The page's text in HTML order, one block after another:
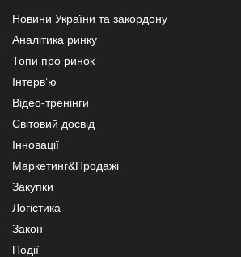
Новини України та закордону
Аналітика ринку
Топи про ринок
Інтерв’ю
Відео-тренінги
Світовий досвід
Інновації
Маркетинг&Продажі
Закупки
Логістика
Закон
Події